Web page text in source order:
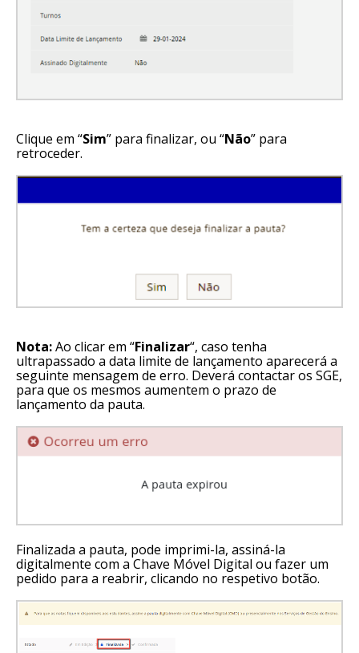
Clique em “Sim” para finalizar, ou “Não” para
retroceder.
Nota:Ao clicar em “Finalizar“, caso tenha
ultrapassado a data limite de lançamento aparecerá a
seguinte mensagem de erro. Deverá contactar os SGE,
para que os mesmos aumentem o prazo de
lançamento da pauta.
Finalizada a pauta, pode imprimi-la, assiná-la
digitalmente com a Chave Móvel Digital ou fazer um
pedido para a reabrir, clicando no respetivo botão.